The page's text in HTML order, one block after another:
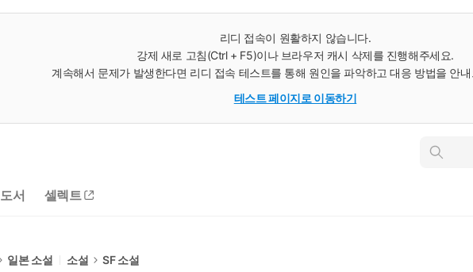
리디 접속이 원활하지 않습니다.
강제 새로 고침(Ctrl + F5)이나 브라우저 캐시 삭제를 진행해주세요.
계속해서 문제가 발생한다면 리디 접속 테스트를 통해 원인을 파악하고 대응 방법을 안
테스트 페이지로 이동하기
인
도서 셀렉트
일본 소설 소설 SF 소설